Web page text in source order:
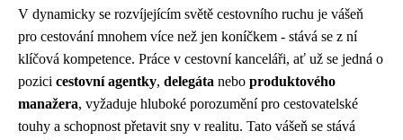
V dynamicky se rozvíjejícím světě cestovního ruchu je vášeň
pro cestování mnohem více než jen koníčkem - stává se z ní
klíčová kompetence. Práce v cestovní kanceláři, ať už se jedná o
pozici cestovní agentky, delegáta nebo produktového
manažera, vyžaduje hluboké porozumění pro cestovatelské
touhy a schopnost přetavit sny v realitu. Tato vášeň se stává